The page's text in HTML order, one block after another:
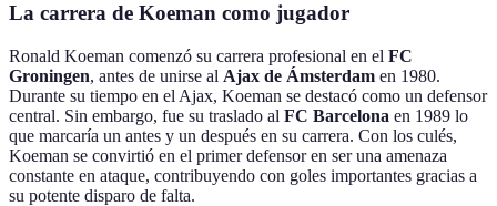
La carrera de Koeman como jugador
Ronald Koeman comenzó su carrera profesional en el FC
Groningen, antes de unirse al Ajax de Ámsterdam en 1980.
Durante su tiempo en el Ajax, Koeman se destacó como un defensor
central. Sin embargo, fue su traslado al FC Barcelona en 1989 lo
que marcaría un antes y un después en su carrera. Con los culés,
Koeman se convirtió en el primer defensor en ser una amenaza
constante en ataque, contribuyendo con goles importantes gracias a
su potente disparo de falta.